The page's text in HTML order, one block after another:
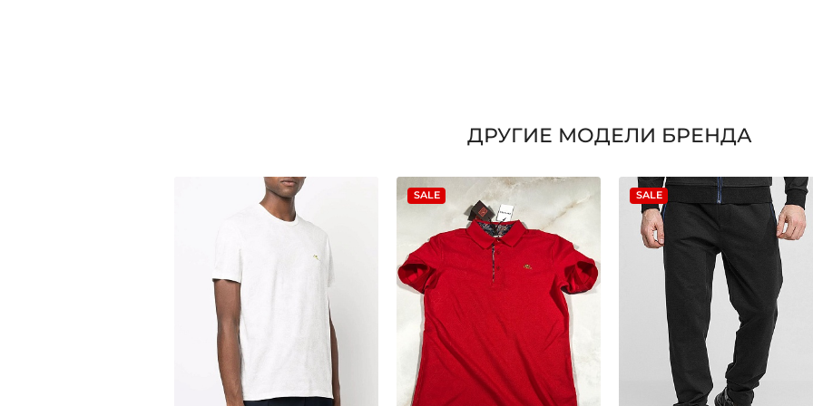
ДРУГИЕ МОДЕЛИ БРЕНДА
SALE SALE